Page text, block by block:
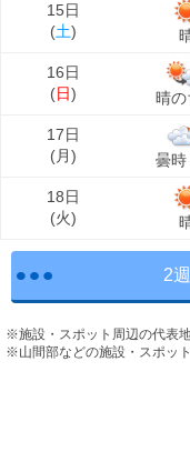
15日
(土)
16日
(日) 晴の
17日
(月) 曇時
18日
(火)
2
※施設・スポット周辺の代表
※山間部などの施設・スポッ